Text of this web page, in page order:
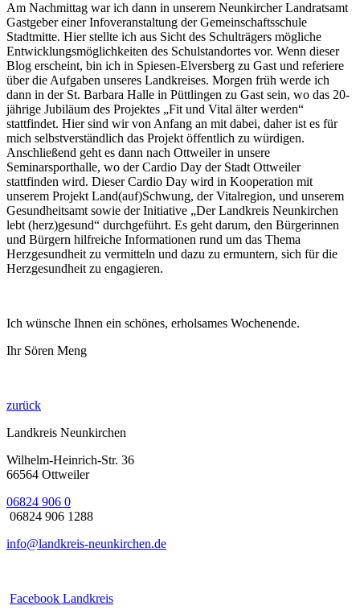
Am Nachmittag war ich dann in unserem Neunkircher Landratsamt
Gastgeber einer Infoveranstaltung der Gemeinschaftsschule
Stadtmitte. Hier stellte ich aus Sicht des Schulträgers mögliche
Entwicklungsmöglichkeiten des Schulstandortes vor. Wenn dieser
Blog erscheint, bin ich in Spiesen-Elversberg zu Gast und referiere
über die Aufgaben unseres Landkreises. Morgen früh werde ich
dann in der St. Barbara Halle in Püttlingen zu Gast sein, wo das 20-
jährige Jubiläum des Projektes „Fit und Vital älter werden“
stattfindet. Hier sind wir von Anfang an mit dabei, daher ist es für
mich selbstverständlich das Projekt öffentlich zu würdigen.
Anschließend geht es dann nach Ottweiler in unsere
Seminarsporthalle, wo der Cardio Day der Stadt Ottweiler
stattfinden wird. Dieser Cardio Day wird in Kooperation mit
unserem Projekt Land(auf)Schwung, der Vitalregion, und unserem
Gesundheitsamt sowie der Initiative „Der Landkreis Neunkirchen
lebt (herz)gesund“ durchgeführt. Es geht darum, den Bürgerinnen
und Bürgern hilfreiche Informationen rund um das Thema
Herzgesundheit zu vermitteln und dazu zu ermuntern, sich für die
Herzgesundheit zu engagieren.
Ich wünsche Ihnen ein schönes, erholsames Wochenende.
Ihr Sören Meng
zurück
Landkreis Neunkirchen
Wilhelm-Heinrich-Str. 36
66564 Ottweiler
06824 906 0
06824 906 1288
info@landkreis-neunkirchen.de
Facebook Landkreis